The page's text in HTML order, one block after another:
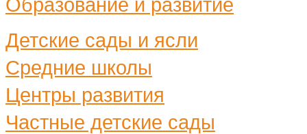
Детские сады и ясли
Средние школы
Центры развития
Частные детские сады